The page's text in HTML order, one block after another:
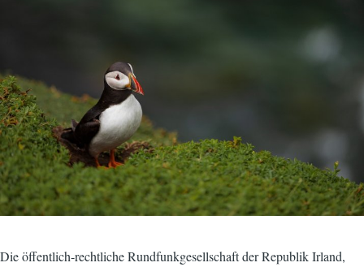
Die öffentlich-rechtliche Rundfunkgesellschaft der Republik Irland,